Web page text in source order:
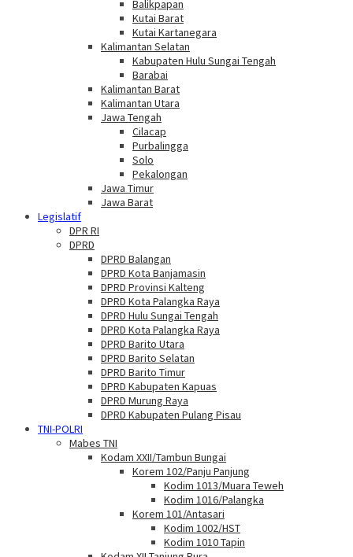
Balikpapan
Kutai Barat
Kutai Kartanegara
Kalimantan Selatan
Kabupaten Hulu Sungai Tengah
Barabai
Kalimantan Barat
Kalimantan Utara
Jawa Tengah
Cilacap
Purbalingga
Solo
Pekalongan
Jawa Timur
Jawa Barat
Legislatif
DPR RI
DPRD
DPRD Balangan
DPRD Kota Banjamasin
DPRD Provinsi Kalteng
DPRD Kota Palangka Raya
DPRD Hulu Sungai Tengah
DPRD Kota Palangka Raya
DPRD Barito Utara
DPRD Barito Selatan
DPRD Barito Timur
DPRD Kabupaten Kapuas
DPRD Murung Raya
DPRD Kabupaten Pulang Pisau
TNI-POLRI
Mabes TNI
Kodam XXII/Tambun Bungai
Korem 102/Panju Panjung
Kodim 1013/Muara Teweh
Kodim 1016/Palangka
Korem 101/Antasari
Kodim 1002/HST
Kodim 1010 Tapin